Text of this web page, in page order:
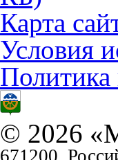
Карта
Условия
© 2026
671200,